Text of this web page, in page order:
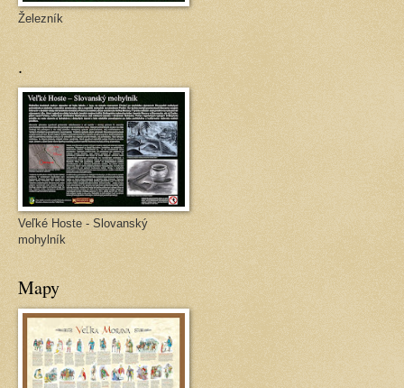
Železník
.
Veľké Hoste - Slovanský
mohylník
Mapy